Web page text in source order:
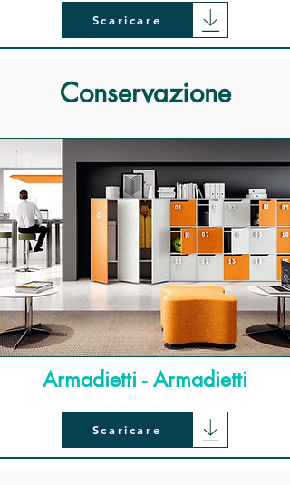
Scaricare
Conservazione
Armadietti - Armadietti
Scaricare